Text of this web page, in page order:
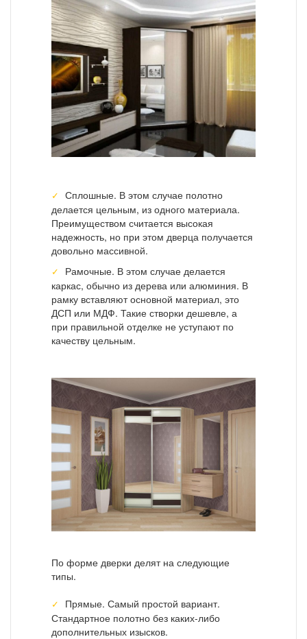
Сплошные. В этом случае полотно
делается цельным, из одного материала.
Преимуществом считается высокая
надежность, но при этом дверца получается
довольно массивной.
Рамочные. В этом случае делается
каркас, обычно из дерева или алюминия. В
рамку вставляют основной материал, это
ДСП или МДФ. Такие створки дешевле, а
при правильной отделке не уступают по
качеству цельным.
По форме дверки делят на следующие
типы.
Прямые. Самый простой вариант.
Стандартное полотно без каких-либо
дополнительных изысков.